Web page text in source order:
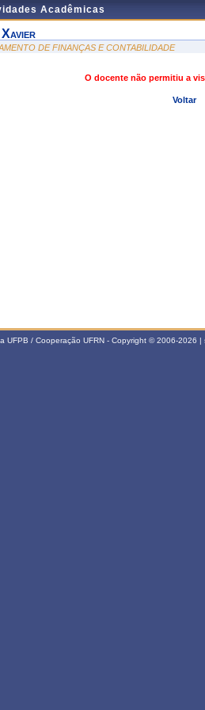
Acadêmicas
DE FINANÇAS E CONTABILIDADE
O docente não permitiu a
Voltar
UFPB / Cooperação UFRN - Copyright © 2006-2026